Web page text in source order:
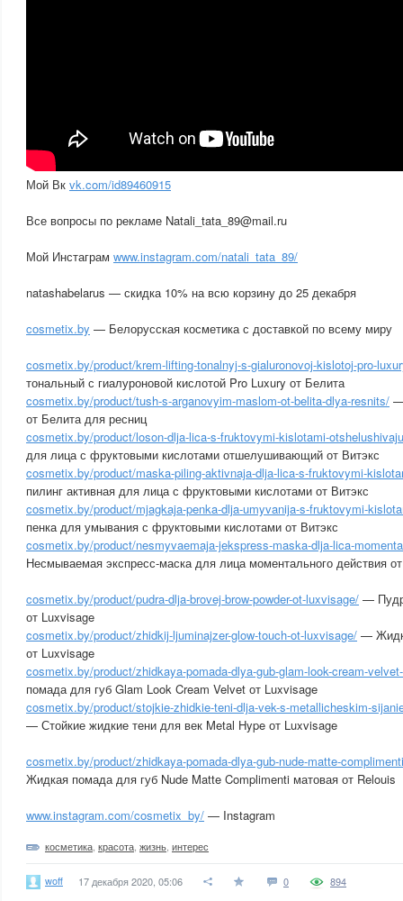
Мой Вк vk.com/id89460915
Все вопросы по рекламе Natali_tata_89@mail.ru
Мой Инстаграм www.instagram.com/natali_tata_89/
natashabelarus — скидка 10% на всю корзину до 25 декабря
cosmetix.by — Белорусская косметика с доставкой по всему миру
cosmetix.by/product/krem-lifting-tonalnyj-s-gialuronovoj-kislotoj-pro-
тональный с гиалуроновой кислотой Pro Luxury от Белита
cosmetix.by/product/tush-s-arganovyim-maslom-ot-belita-dlya-resnits/ —
от Белита для ресниц
cosmetix.by/product/loson-dlja-lica-s-fruktovymi-kislotami-
для лица с фруктовыми кислотами отшелушивающий от Витэкс
cosmetix.by/product/maska-piling-aktivnaja-dlja-lica-s-fruktovymi-
пилинг активная для лица с фруктовыми кислотами от Витэкс
cosmetix.by/product/mjagkaja-penka-dlja-umyvanija-s-fruktovymi-
пенка для умывания с фруктовыми кислотами от Витэкс
cosmetix.by/product/nesmyvaemaja-jekspress-maska-dlja-lica-
Несмываемая экспресс-маска для лица моментального действия
cosmetix.by/product/pudra-dlja-brovej-brow-powder-ot-luxvisage/ —
от Luxvisage
cosmetix.by/product/zhidkij-ljuminajzer-glow-touch-ot-luxvisage/ —
от Luxvisage
cosmetix.by/product/zhidkaya-pomada-dlya-gub-glam-look-cream-
помада для губ Glam Look Cream Velvet от Luxvisage
cosmetix.by/product/stojkie-zhidkie-teni-dlja-vek-s-metallicheskim-
— Стойкие жидкие тени для век Metal Hype от Luxvisage
cosmetix.by/product/zhidkaya-pomada-dlya-gub-nude-matte-
Жидкая помада для губ Nude Matte Complimenti матовая от Relouis
www.instagram.com/cosmetix_by/ — Instagram
косметика красота жизнь интерес
woff 17 декабря 2020, 05:06 0 894